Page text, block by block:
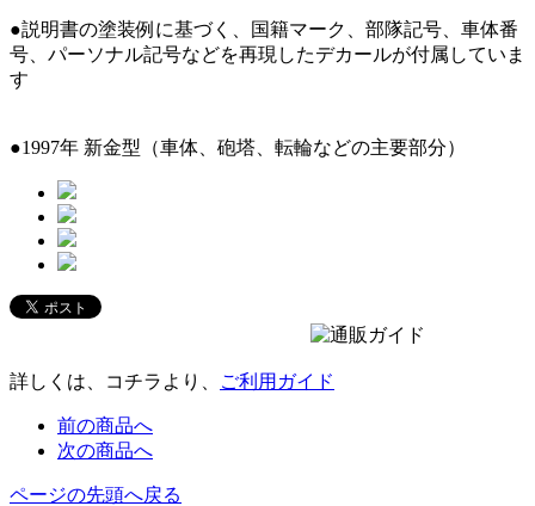
●説明書の塗装例に基づく、国籍マーク、部隊記号、車体番
号、パーソナル記号などを再現したデカールが付属していま
す
●1997年 新金型（車体、砲塔、転輪などの主要部分）
詳しくは、コチラより、 ご利用ガイド
前の商品へ
次の商品へ
ページの先頭へ戻る